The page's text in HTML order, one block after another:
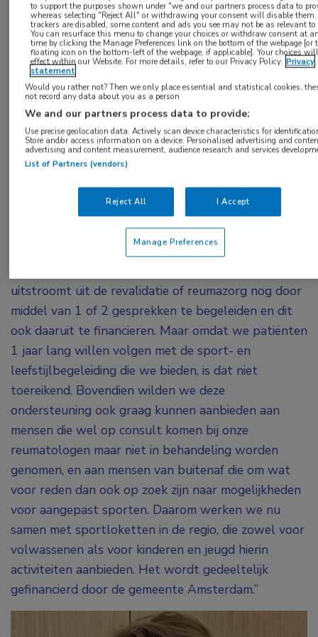
Leefstijlloket in het leven geroepen.”
Financiering
Het loket is in eerste instantie opgezet als
onderdeel binnen Reade, maar Reade is een aantal
jaar geleden gestopt met een eigen sportcentrum
omdat de DBC-financiering niet bedoeld is voor
sportfaciliteiten. “Omdat sporten een onderdeel van
de revalidatie is en we niet willen dat revalidanten
na de behandeling terugvallen maar in conditie
blijven, is het sportloket opgezet”, vertelt Cornet.
“Het is de bemiddelaar tussen de revalidatiefase en
het weer zelf actief oppakken van sporten of
uitstroomt uit de revalidatie of reumazorg nog door
middel van 1 of 2 gesprekken te begeleiden en dit
ook daaruit te financieren. Maar omdat we patiënten
1 jaar lang willen volgen met de sport- en
leefstijlbegeleiding die we bieden, is dat niet
toereikend. Bovendien wilden we deze
ondersteuning ook graag kunnen aanbieden aan
mensen die wel op consult komen bij onze
reumatologen maar niet in behandeling worden
genomen, en aan mensen van buitenaf die om wat
voor reden dan ook op zoek zijn naar mogelijkheden
voor aangepast sporten. Daarom werken we nu
samen met sportloketten in de regio, die zowel voor
volwassenen als voor kinderen en jeugd hierin
activiteiten aanbieden. Het wordt gedeeltelijk
gefinancierd door de gemeente Amsterdam.”
to support the purposes shown under "we and our partners process data to
whereas selecting "Reject All" or withdrawing your consent will disable
trackers are disabled, some content and ads you see may not be as relevant to
You can resurface this menu to change your choices or withdraw consent at
time by clicking the Manage Preferences link on the bottom of the webpage [or
floating icon on the bottom-left of the webpage, if applicable]. Your choices
effect within our Website. For more details, refer to our Privacy Policy. Privacy
statement
Would you rather not? Then we only place essential and statistical cookies,
not record any data about you as a person
We and our partners process data to provide:
Use precise geolocation data. Actively scan device characteristics for
Store and/or access information on a device. Personalised advertising and
advertising and content measurement, audience research and services
List of Partners (vendors)
Reject All I Accept
Manage Preferences